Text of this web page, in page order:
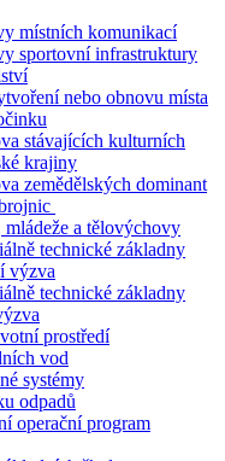
místních komunikací
sportovní infrastruktury
nebo obnovu místa
stávajících kulturních
krajiny
zemědělských dominant
a tělovýchovy
technické základny
výzva
technické základny
prostředí
vod
systémy
odpadů
operační program